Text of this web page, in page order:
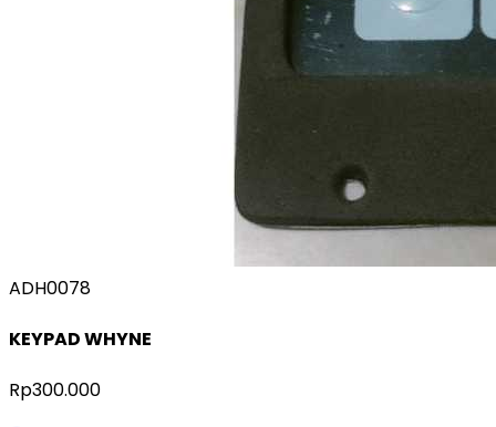
ADH0078
KEYPAD WHYNE
Rp300.000